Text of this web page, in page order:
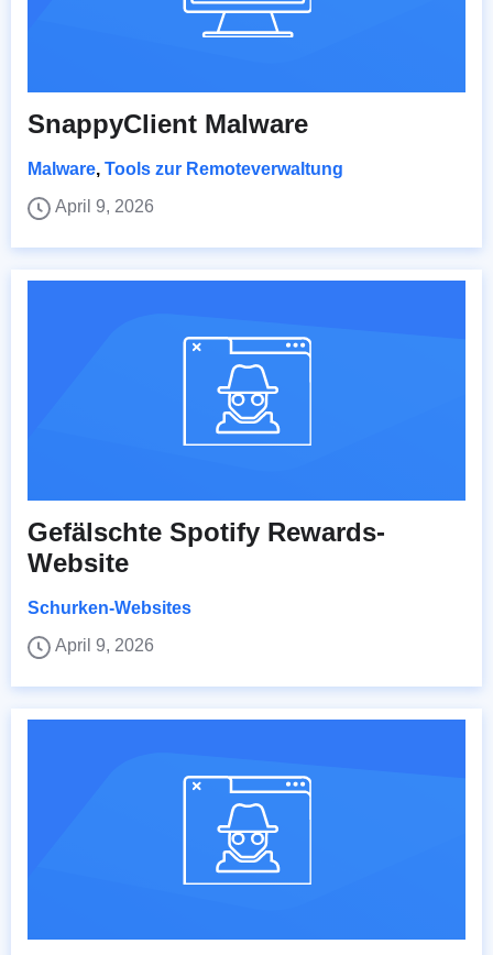
SnappyClient Malware
Malware, Tools zur Remoteverwaltung
April 9, 2026
Gefälschte Spotify Rewards-
Website
Schurken-Websites
April 9, 2026